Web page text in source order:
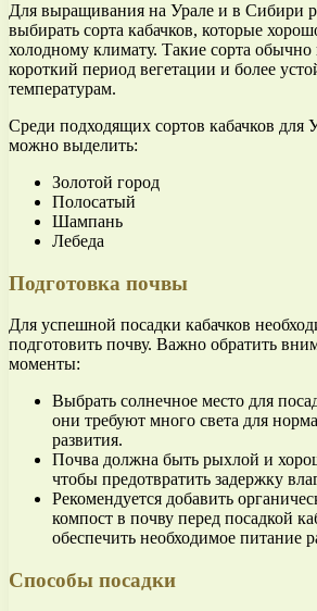
Для выращивания на Урале и в Сибири
выбирать сорта кабачков, которые
холодному климату. Такие сорта
короткий период вегетации и более
температурам.
Среди подходящих сортов кабачков для
можно выделить:
Золотой город
Полосатый
Шампань
Лебеда
Подготовка почвы
Для успешной посадки кабачков
подготовить почву. Важно обратить
моменты:
Выбрать солнечное место для
они требуют много света для
развития.
Почва должна быть рыхлой и
чтобы предотвратить задержку
Рекомендуется добавить
компост в почву перед посадкой
обеспечить необходимое питание
Способы посадки